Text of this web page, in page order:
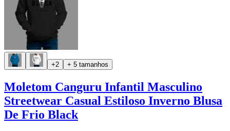
+2 + 5 tamanhos
Moletom Canguru Infantil Masculino
Streetwear Casual Estiloso Inverno Blusa
De Frio Black